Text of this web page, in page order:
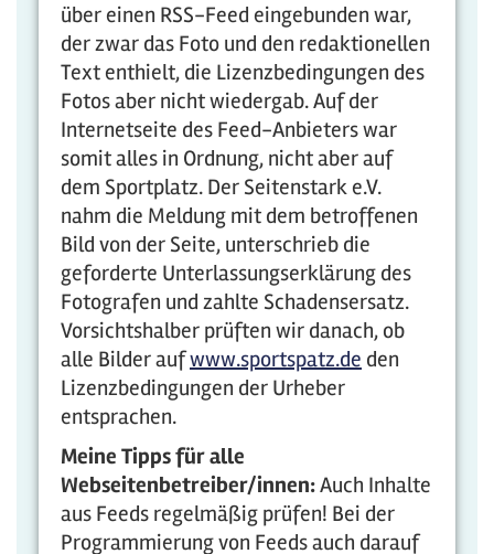
über einen RSS-Feed eingebunden war,
der zwar das Foto und den redaktionellen
Text enthielt, die Lizenzbedingungen des
Fotos aber nicht wiedergab. Auf der
Internetseite des Feed-Anbieters war
somit alles in Ordnung, nicht aber auf
dem Sportplatz. Der Seitenstark e.V.
nahm die Meldung mit dem betroffenen
Bild von der Seite, unterschrieb die
geforderte Unterlassungserklärung des
Fotografen und zahlte Schadensersatz.
Vorsichtshalber prüften wir danach, ob
alle Bilder aufwww.sportspatz.de den
Lizenzbedingungen der Urheber
entsprachen.
Meine Tipps für alle
Webseitenbetreiber/innen:Auch Inhalte
aus Feeds regelmäßig prüfen! Bei der
Programmierung von Feeds auch darauf